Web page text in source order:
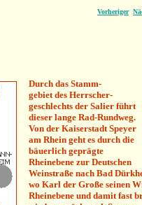
Vorheriger
Durch das Stamm-
gebiet des Herrscher-
geschlechts der Salier führt
dieser lange Rad-Rundweg.
Von der Kaiserstadt Speyer
am Rhein geht es durch die
bäuerlich geprägte
Rheinebene zur Deutschen
Weinstraße nach Bad
wo Karl der Große seinen
Rheinebene und damit fast